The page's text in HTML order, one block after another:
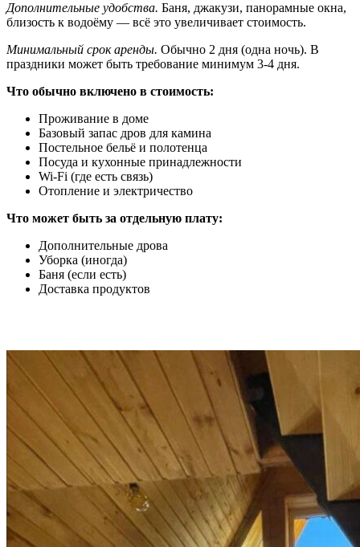
Дополнительные удобства. Баня, джакузи, панорамные окна,
близость к водоёму — всё это увеличивает стоимость.
Минимальный срок аренды. Обычно 2 дня (одна ночь). В
праздники может быть требование минимум 3-4 дня.
Что обычно включено в стоимость:
Проживание в доме
Базовый запас дров для камина
Постельное бельё и полотенца
Посуда и кухонные принадлежности
Wi-Fi (где есть связь)
Отопление и электричество
Что может быть за отдельную плату:
Дополнительные дрова
Уборка (иногда)
Баня (если есть)
Доставка продуктов